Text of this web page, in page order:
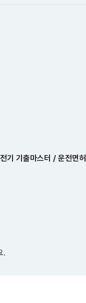
기 기출마스터 / 운전면허
.